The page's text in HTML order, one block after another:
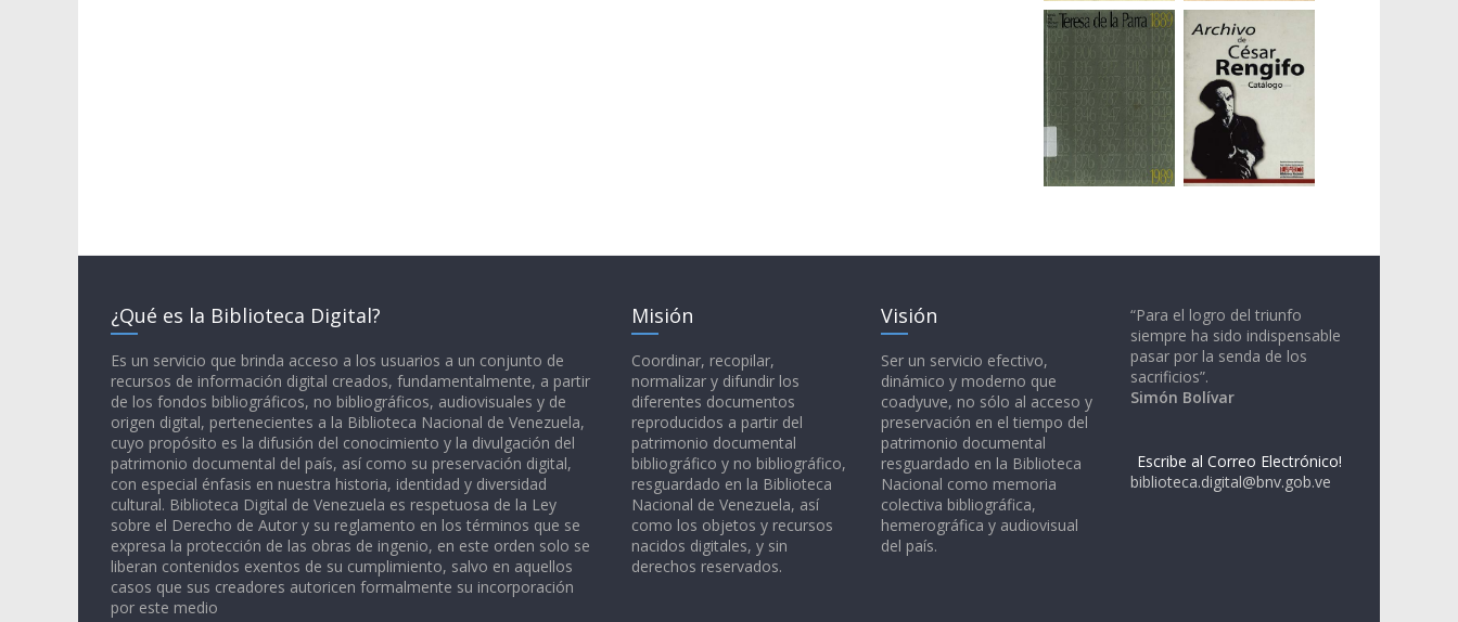
¿Qué es la Biblioteca Digital?
Es un servicio que brinda acceso a los usuarios a un conjunto de
recursos de información digital creados, fundamentalmente, a partir
de los fondos bibliográficos, no bibliográficos, audiovisuales y de
origen digital, pertenecientes a la Biblioteca Nacional de Venezuela,
cuyo propósito es la difusión del conocimiento y la divulgación del
patrimonio documental del país, así como su preservación digital,
con especial énfasis en nuestra historia, identidad y diversidad
cultural. Biblioteca Digital de Venezuela es respetuosa de la Ley
sobre el Derecho de Autor y su reglamento en los términos que se
expresa la protección de las obras de ingenio, en este orden solo se
liberan contenidos exentos de su cumplimiento, salvo en aquellos
casos que sus creadores autoricen formalmente su incorporación
por este medio
Misión
Coordinar, recopilar,
normalizar y difundir los
diferentes documentos
reproducidos a partir del
patrimonio documental
bibliográfico y no bibliográfico,
resguardado en la Biblioteca
Nacional de Venezuela, así
como los objetos y recursos
nacidos digitales, y sin
derechos reservados.
Visión
Ser un servicio efectivo,
dinámico y moderno que
coadyuve, no sólo al acceso y
preservación en el tiempo del
patrimonio documental
resguardado en la Biblioteca
Nacional como memoria
colectiva bibliográfica,
hemerográfica y audiovisual
del país.
“Para el logro del triunfo
siempre ha sido indispensable
pasar por la senda de los
sacrificios”.
Simón Bolívar
Escribe al Correo Electrónico!
biblioteca.digital@bnv.gob.ve